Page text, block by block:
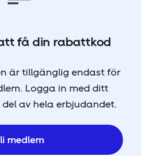
få din rabattkod
är tillgänglig endast för
Logga in med ditt
av hela erbjudandet.
medlem